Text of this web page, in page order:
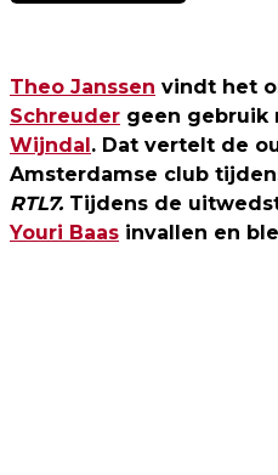
Theo Janssen vindt het
Schreuder geen gebruik
Wijndal. Dat vertelt de
Amsterdamse club
RTL7. Tijdens de
Youri Baas invallen en